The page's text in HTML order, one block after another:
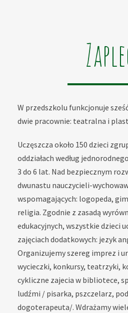
W przedszkolu funkcjonuje
dwie pracownie: teatralna i
Uczęszcza około 150 dzieci
oddziałach według
3 do 6 lat. Nad bezpiecznym
dwunastu nauczycieli-
wspomagających: logopeda,
religia. Zgodnie z zasadą
edukacyjnych, wszystkie dzieci
zajęciach dodatkowych: jezyk
Organizujemy szereg imprez i
wycieczki, konkursy, teatrzyki,
cykliczne zajecia w bibliotece,
ludźmi / pisarka, pszczelarz,
dogoterapeuta/. Wdrażamy